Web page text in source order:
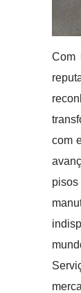
Com
com